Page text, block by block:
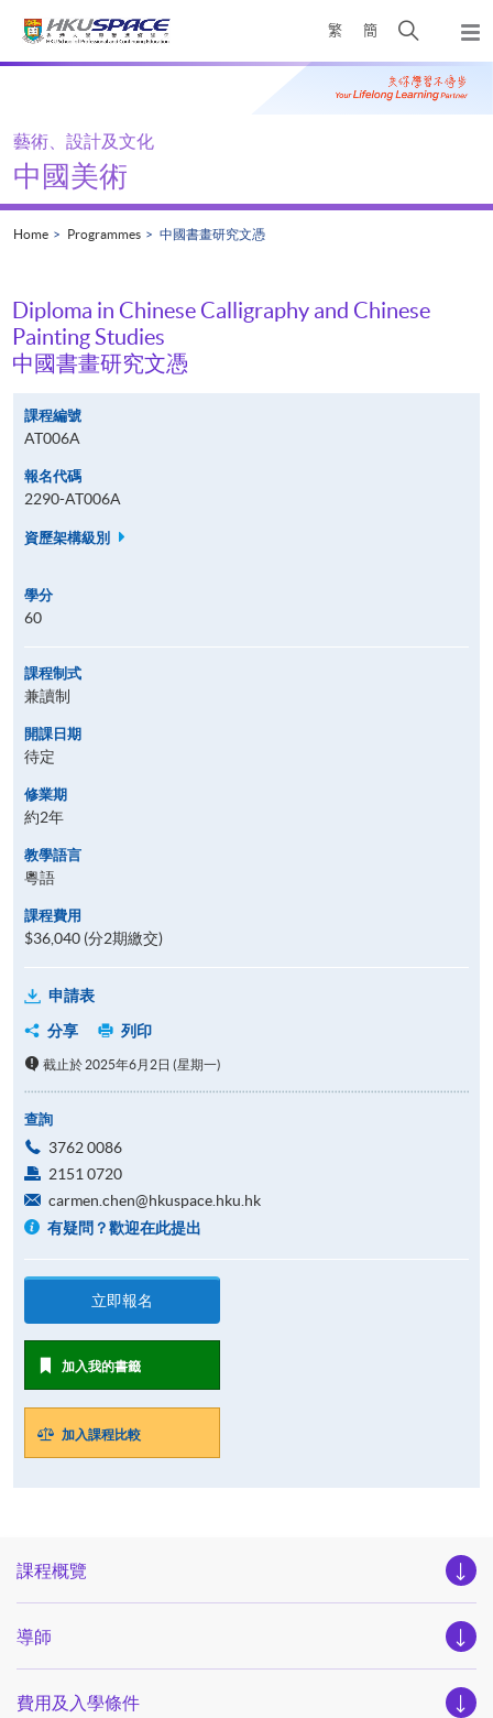
繁 簡
Open
search
panel
Main
藝術、設計及文化
中國美術
Home Programmes 中國書畫研究文憑
Diploma in Chinese Calligraphy and Chinese
Painting Studies
中國書畫研究文憑
課程編號
AT006A
報名代碼
2290-AT006A
資歷架構級別
學分
60
課程制式
兼讀制
開課日期
待定
修業期
約2年
教學語言
粵語
課程費用
$36,040 (分2期繳交)
申請表
分享
列印
截止於 2025年6月2日 (星期一)
查詢
3762 0086
2151 0720
carmen.chen@hkuspace.hku.hk
有疑問？歡迎在此提出
立即報名
加入我的書籤
加入課程比較
課程概覽
導師
費用及入學條件